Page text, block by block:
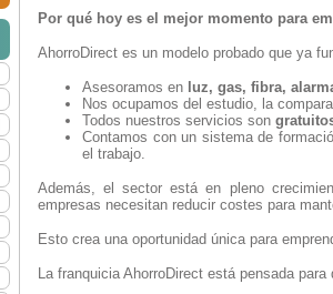
Por qué hoy es el mejor momento para
AhorroDirect es un modelo probado que ya
Asesoramos en luz, gas, fibra,
Nos ocupamos del estudio, la
Todos nuestros servicios son
Contamos con un sistema de
el trabajo.
Además, el sector está en pleno
empresas necesitan reducir costes para
Esto crea una oportunidad única para
La franquicia AhorroDirect está pensada para